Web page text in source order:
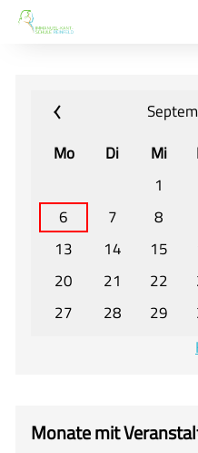
Neu hier?
Für Eltern und
Veranstaltungen und
Unser Unterricht -
Unsere Konzepte
Downloads
Unter-, Mittel und
itslearning
Mo
Di Mi
1
6
7 8
13
14 15
20
21 22
27
28 29
Monate mit